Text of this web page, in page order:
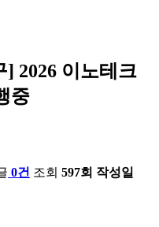
] 2026 이노테크
중
0건 조회 597회 작성일